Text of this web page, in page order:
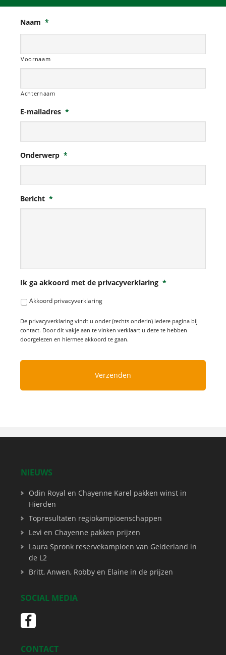
Naam *
Voornaam
Achternaam
E-mailadres *
Onderwerp *
Bericht *
Ik ga akkoord met de privacyverklaring *
Akkoord privacyverklaring
De privacyverklaring vindt u onder (rechts onderin) iedere pagina bij
contact. Door dit vakje aan te vinken verklaart u deze te hebben
doorgelezen en hiermee akkoord te gaan.
NIEUWS
Odin Royal en Chayenne Karel pakken winst in
Hierden
Topresultaten regiokampioenschappen
Levi en Chayenne pakken prijzen
Laura Spronk reservekampioen van Gelderland in
de L2
Britt, Anwen, Robby en Elaine in de prijzen
SOCIAL MEDIA
CONTACT